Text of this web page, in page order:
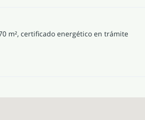
m², certificado energético en trámite